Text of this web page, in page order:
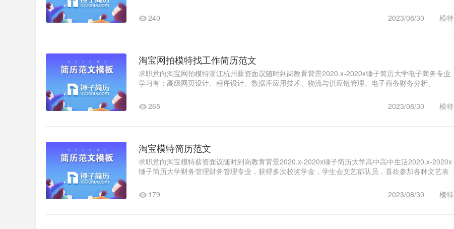
模特
240 2023/08/30
淘宝网拍模特找工作简历范文
求职意向淘宝网拍模特浙江杭州薪资面议随时到岗教育背景2020.x-2020x锤子简历大学电子商务专业
学习有：高级网页设计、程序设计、数据库应用技术、物流与供应链管理、电子商务财务分析、
模特
265 2023/08/30
淘宝模特简历范文
求职意向淘宝模特薪资面议随时到岗教育背景2020.x-2020x锤子简历大学高中高中生活2020.x-2020x
锤子简历大学财务管理财务管理专业，获得多次校奖学金，学生会文艺部队员，喜欢参加各种文艺表
模特
179 2023/08/30